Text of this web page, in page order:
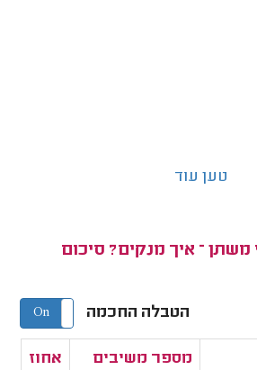
טען עוד
משתן – איך מנקים? סיכום
הטבלה החכמה On Off
מספר משיבים
אחוז